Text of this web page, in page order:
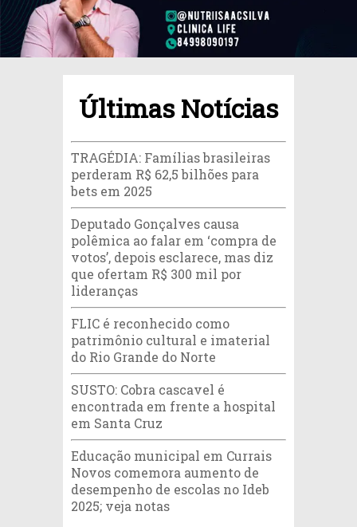
Últimas Notícias
TRAGÉDIA: Famílias brasileiras
perderam R$ 62,5 bilhões para
bets em 2025
Deputado Gonçalves causa
polêmica ao falar em ‘compra de
votos’, depois esclarece, mas diz
que ofertam R$ 300 mil por
lideranças
FLIC é reconhecido como
patrimônio cultural e imaterial
do Rio Grande do Norte
SUSTO: Cobra cascavel é
encontrada em frente a hospital
em Santa Cruz
Educação municipal em Currais
Novos comemora aumento de
desempenho de escolas no Ideb
2025; veja notas